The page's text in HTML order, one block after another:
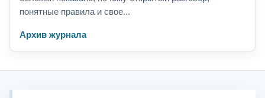
понятные правила и свое...
Архив журнала